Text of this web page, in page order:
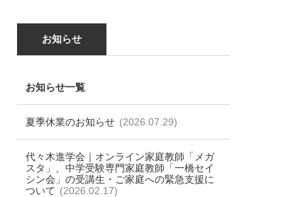
お知らせ
お知らせ一覧
夏季休業のお知らせ (2026.07.29)
代々木進学会｜オンライン家庭教師「メガ
スタ」、中学受験専門家庭教師「一橋セイ
シン会」の受講生・ご家庭への緊急支援に
ついて (2026.02.17)